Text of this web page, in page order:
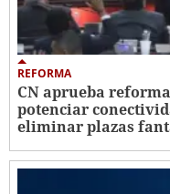
REFORMA
CN aprueba
potenciar
eliminar plazas